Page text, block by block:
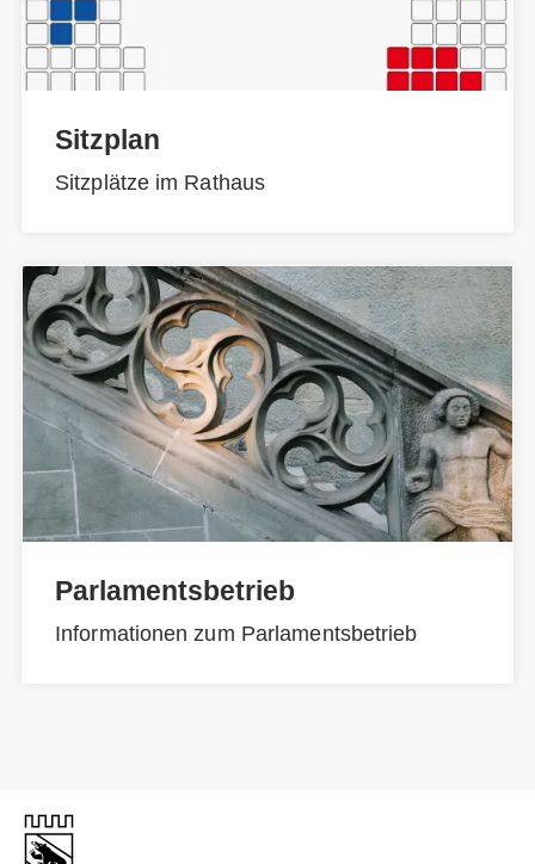
Sitzplan
Sitzplätze im Rathaus
Parlamentsbetrieb
Informationen zum Parlamentsbetrieb